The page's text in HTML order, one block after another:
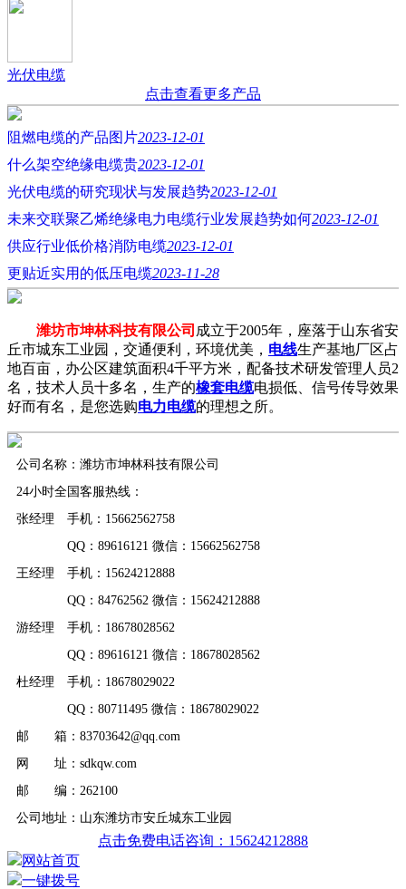
光伏电缆
点击查看更多产品
阻燃电缆的产品图片2023-12-01
什么架空绝缘电缆贵2023-12-01
光伏电缆的研究现状与发展趋势2023-12-01
未来交联聚乙烯绝缘电力电缆行业发展趋势如何2023-12-01
供应行业低价格消防电缆2023-12-01
更贴近实用的低压电缆2023-11-28
潍坊市坤林科技有限公司 成立于2005年，座落于山东省安
丘市城东工业园，交通便利，环境优美， 电线生产基地厂区占
地百亩，办公区建筑面积4千平方米，配备技术研发管理人员2
名，技术人员十多名，生产的橡套电缆电损低、信号传导效果
好而有名，是您选购电力电缆的理想之所。
公司名称：潍坊市坤林科技有限公司
24小时全国客服热线：
张经理 手机：15662562758
QQ：89616121 微信：15662562758
王经理 手机：15624212888
QQ：84762562 微信：15624212888
游经理 手机：18678028562
QQ：89616121 微信：18678028562
杜经理 手机：18678029022
QQ：80711495 微信：18678029022
邮 箱：83703642@qq.com
网 址：sdkqw.com
邮 编：262100
公司地址：山东潍坊市安丘城东工业园
点击免费电话咨询：15624212888
网站首页
一键拨号